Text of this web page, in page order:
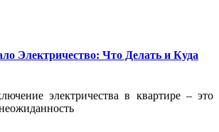
Электричество: Что Делать и Куда
электричества в квартире – это